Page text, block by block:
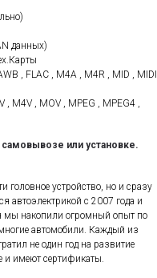
данных)
, FLAC , M4A , M4R , MID , MIDI
, M4V , MOV , MPEG , MPEG4 ,
или установке.
головное устройство, но и сразу
автоэлектрикой с 2007 года и
мы накопили огромный опыт по
автомобили. Каждый из
не один год на развитие
и имеют сертификаты.